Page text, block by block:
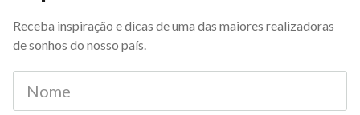
Receba inspiração e dicas de uma das maiores realizadoras
de sonhos do nosso país.